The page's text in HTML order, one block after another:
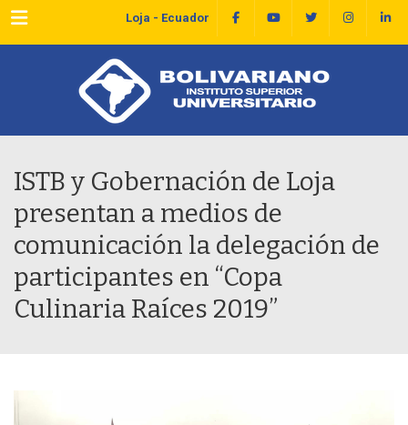
Menu Loja - Ecuador
ISTB y Gobernación de Loja
presentan a medios de
comunicación la delegación de
participantes en “Copa
Culinaria Raíces 2019”